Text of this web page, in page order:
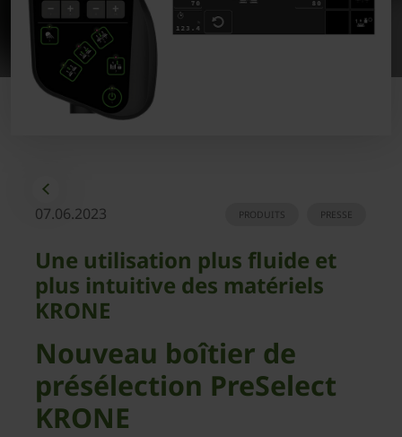
07.06.2023 PRESSE
PRODUITS
Une utilisation plus fluide et
plus intuitive des matériels
KRONE
Nouveau boîtier de
présélection PreSelect
KRONE